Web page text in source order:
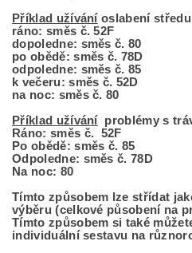
Příklad užívání oslabení
ráno: směs č. 52F
dopoledne: směs č. 80
po obědě: směs č. 78D
odpoledne: směs č. 85
k večeru: směs č. 52D
na noc: směs č. 80
Příklad užívání problémy s
Ráno: směs č. 52F
Po obědě: směs č. 85
Odpoledne: směs č. 78D
Na noc: 80
Tímto způsobem lze střídat
výběru (celkové působení na
Tímto způsobem si také
individuální sestavu na